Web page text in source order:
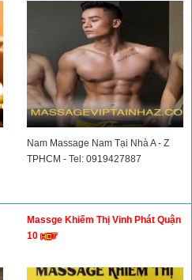
Nam Massage Nam Tại Nhà A - Z
TPHCM - Tel: 0919427887
Massge Khiếm Thị Vinh Phát Quận
10